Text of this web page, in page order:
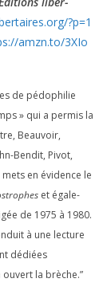
​?​p​=​1
​amzn​.to/​3​X​I​o​
de pédo­phi­lie
» qui a per­mis la
Beauvoir,
Bendit, Pivot,
en évi­dence le
et éga­le­
de 1975 à 1980.
à une lec­ture
dédiées
ouvert la brèche.”